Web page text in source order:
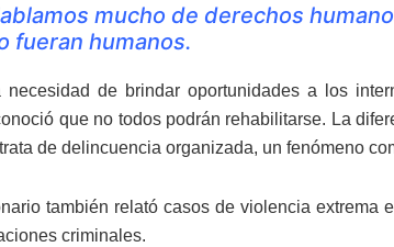
mucho de derechos
fueran humanos.
necesidad de brindar oportunidades a los
que no todos podrán rehabilitarse. La
de delincuencia organizada, un fenómeno
también relató casos de violencia
criminales.